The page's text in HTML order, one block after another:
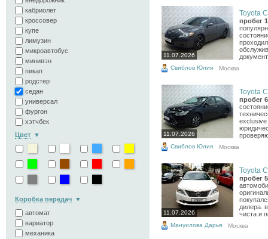
кабриолет
кроссовер
купе
лимузин
микроавтобус
минивэн
пикап
родстер
седан
универсал
фургон
хэтчбек
Цвет
Коробка передач
автомат
вариатор
механика
11.07.2026
Toyota
пробег
Свиблов Юлия Москва
11.07.2026
Toyota
пробег
exclusive
Свиблов Юлия Москва
11.07.2026
Toyota
пробег
дилера.
чиста и
Мануилова Дарья Москва